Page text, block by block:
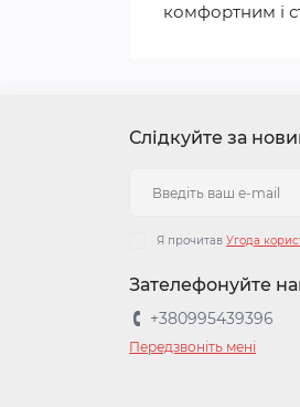
комфортним і
Слідкуйте за
Я прочитав Угода
Зателефонуйте
+380995439396
Передзвоніть мені